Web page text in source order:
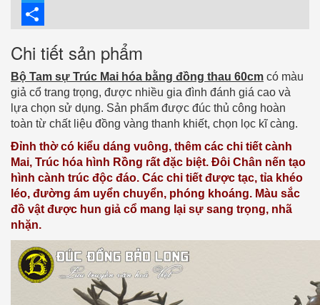
Twitter
Chi tiết sản phẩm
Bộ Tam sự Trúc Mai hóa bằng đồng thau 60cm có màu
giả cổ trang trọng, được nhiều gia đình đánh giá cao và
lựa chọn sử dụng. Sản phẩm được đúc thủ công hoàn
toàn từ chất liệu đồng vàng thanh khiết, chọn lọc kĩ càng.
Đỉnh thờ có kiểu dáng vuông, thêm các chi tiết cành
Mai, Trúc hóa hình Rồng rất đặc biệt. Đôi Chân nến tạo
hình cành trúc độc đáo. Các chi tiết được tạc, tỉa khéo
léo, đường ám uyển chuyển, phóng khoáng. Màu sắc
đồ vật được hun giả cổ mang lại sự sang trọng, nhã
nhặn.